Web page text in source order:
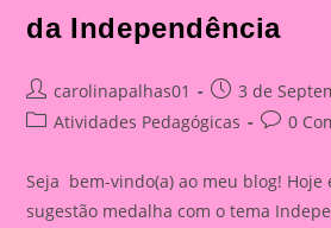
da Independência
Post
author:
carolinapalhas01
Post
published:
3 de
PostAtividades Pedagógicas
Post0
Seja bem-vindo(a) ao meu blog! Hoje
sugestão medalha com o tema